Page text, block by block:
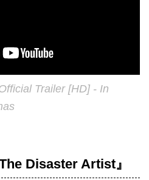
Trailer [HD] - In
Disaster Artist』